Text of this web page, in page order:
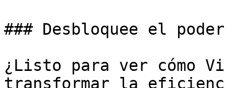
### Desbloquee el
¿Listo para ver cómo
transformar la